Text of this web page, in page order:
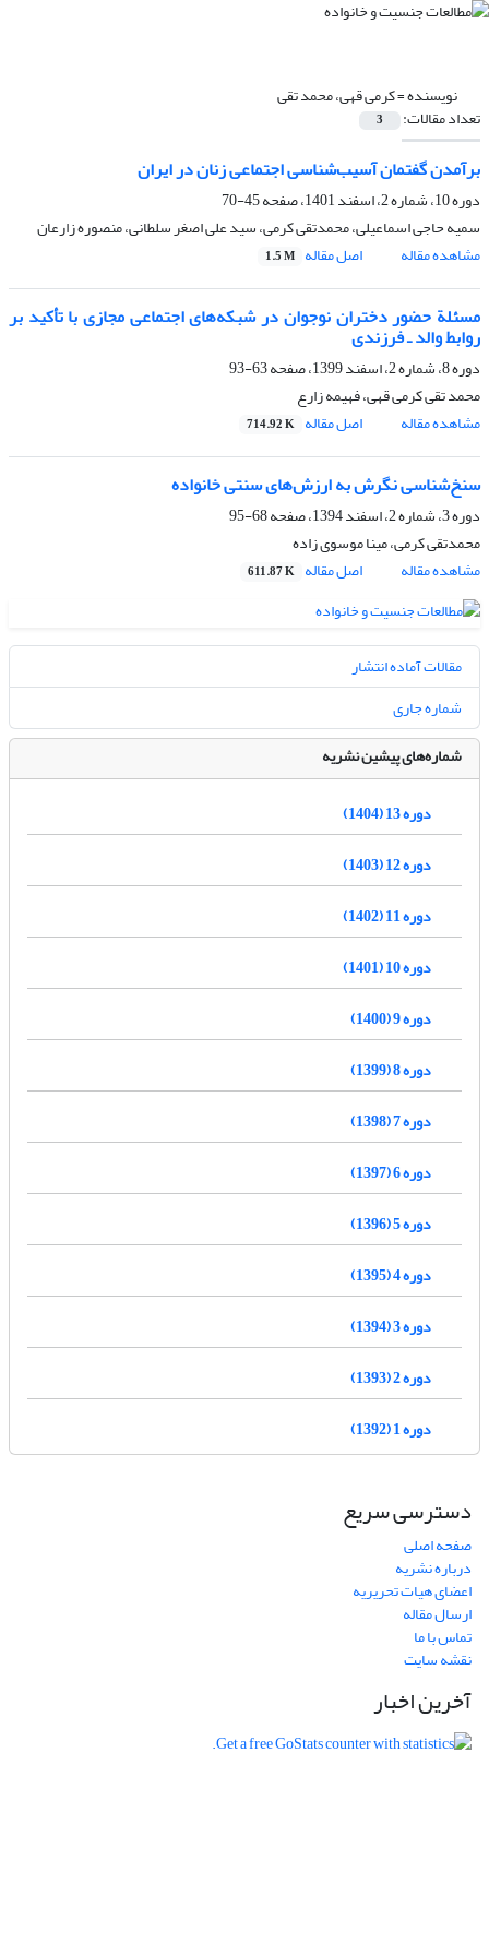
نویسنده =کرمی قهی، محمد تقی
تعداد مقالات: 3
برآمدن گفتمان آسیب‌شناسی اجتماعی زنان در ایران
دوره 10، شماره 2، اسفند 1401، صفحه
45-70
سمیه حاجی اسماعیلی، محمدتقی کرمی، سید علی اصغر سلطانی، منصوره زارعان
مشاهده مقاله
اصل مقاله 1.5 M
مسئلة حضور دختران نوجوان در شبکه‌های اجتماعی مجازی با تأکید بر
روابط والد ـ فرزندی
دوره 8، شماره 2، اسفند 1399، صفحه
63-93
محمد تقی کرمی قهی، فهیمه زارع
مشاهده مقاله
اصل مقاله 714.92 K
سنخ‌شناسی نگرش به ارزش‌های سنتی خانواده
دوره 3، شماره 2، اسفند 1394، صفحه
68-95
محمدتقی کرمی، مینا موسوی زاده
مشاهده مقاله
اصل مقاله 611.87 K
مقالات آماده انتشار
شماره جاری
شماره‌های پیشین نشریه
دوره 13 (1404)
دوره 12 (1403)
دوره 11 (1402)
دوره 10 (1401)
دوره 9 (1400)
دوره 8 (1399)
دوره 7 (1398)
دوره 6 (1397)
دوره 5 (1396)
دوره 4 (1395)
دوره 3 (1394)
دوره 2 (1393)
دوره 1 (1392)
دسترسی سریع
صفحه اصلی
درباره نشریه
اعضای هیات تحریریه
ارسال مقاله
تماس با ما
نقشه سایت
آخرین اخبار